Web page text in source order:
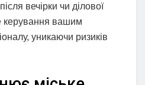
вечірки чи ділової
керування вашим
уникаючи ризиків